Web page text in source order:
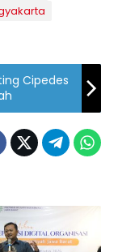
Cipedes